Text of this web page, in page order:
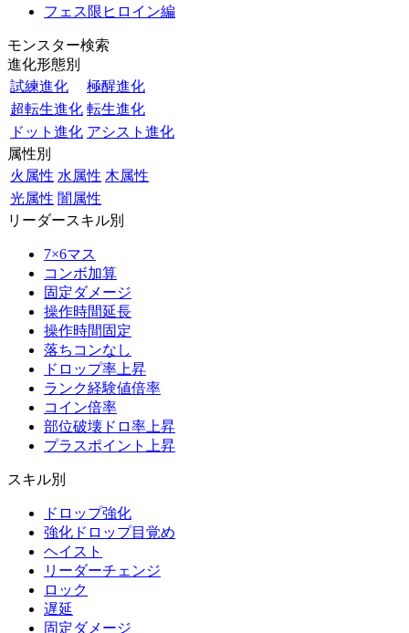
フェス限ヒロイン編
モンスター検索
進化形態別
試練進化
極醒進化
超転生進化 転生進化
ドット進化 アシスト進化
属性別
火属性 水属性 木属性
光属性 闇属性
リーダースキル別
7×6マス
コンボ加算
固定ダメージ
操作時間延長
操作時間固定
落ちコンなし
ドロップ率上昇
ランク経験値倍率
コイン倍率
部位破壊ドロ率上昇
プラスポイント上昇
スキル別
ドロップ強化
強化ドロップ目覚め
ヘイスト
リーダーチェンジ
ロック
遅延
固定ダメージ